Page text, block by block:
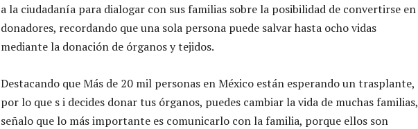
a la ciudadanía para dialogar con sus familias sobre la posibilidad de convertirse en
donadores, recordando que una sola persona puede salvar hasta ocho vidas
mediante la donación de órganos y tejidos.
Destacando que Más de 20 mil personas en México están esperando un trasplante,
por lo que s i decides donar tus órganos, puedes cambiar la vida de muchas familias,
señalo que lo más importante es comunicarlo con la familia, porque ellos son